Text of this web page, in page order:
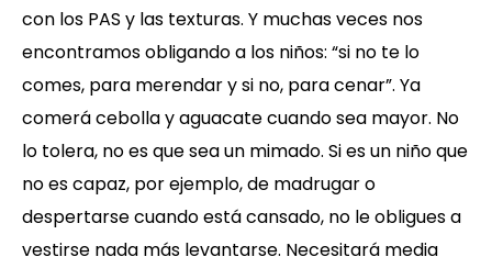
con los PAS y las texturas. Y muchas veces nos
encontramos obligando a los niños: “si no te lo
comes, para merendar y si no, para cenar”. Ya
comerá cebolla y aguacate cuando sea mayor. No
lo tolera, no es que sea un mimado. Si es un niño que
no es capaz, por ejemplo, de madrugar o
despertarse cuando está cansado, no le obligues a
vestirse nada más levantarse. Necesitará media